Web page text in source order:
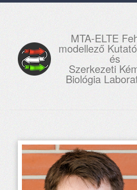
MTA-ELTE
modellező
és
Szerkezeti
Biológia
OKTATÁS
MUNKATÁRSAK
AKTUÁLIS